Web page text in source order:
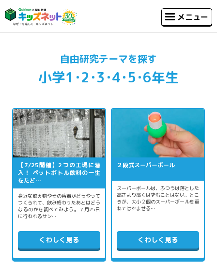
メニュー
自由研究テーマを探す
小学1･2･3･4･5･6年生
【7/25開催】2つの工場に潜
入！ ペットボトル飲料の一生
をたど…
身近な飲み物やその容器がどうやって
つくられて、飲み終わったあとはどう
なるのかを調べてみよう。７月25日
に行われるサン…
くわしく見る
２段式スーパーボール
スーパーボールは、ふつうは落とした
高さより高くはずむことはない。とこ
ろが、大小２個のスーパーボールを重
ねてはずませる…
くわしく見る